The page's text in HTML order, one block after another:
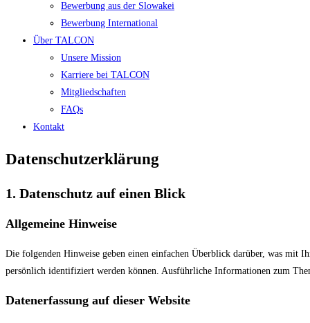
Bewerbung aus der Slowakei
Bewerbung International
Über TALCON
Unsere Mission
Karriere bei TALCON
Mitgliedschaften
FAQs
Kontakt
Datenschutz­erklärung
1. Datenschutz auf einen Blick
Allgemeine Hinweise
Die folgenden Hinweise geben einen einfachen Überblick darüber, was mit
persönlich identifiziert werden können. Ausführliche Informationen zum
Datenerfassung auf dieser Website